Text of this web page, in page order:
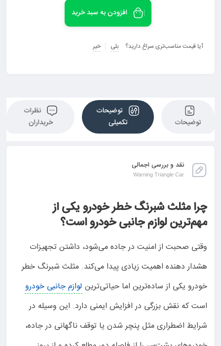
افزودن به سبد خرید
آیا قیمت مناسب‌تری سراغ دارید؟ بلی خیر
توضیحات
توضیحات
تکمیلی
نظرات
خریداران
نقد و بررسی اجمالی
Warning Triangle Car
چرا مثلث شبرنگ خطر خودرو یکی از
مهم‌ترین لوازم جانبی خودرو است؟
وقتی صحبت از امنیت در جاده می‌شود، داشتن تجهیزات
هشدار دهنده اهمیت زیادی پیدا می‌کند. مثلث شبرنگ خطر
خودرو یکی از ساده‌ترین اما حیاتی‌ترین لوازم جانبی خودرو
است که نقش بزرگی در افزایش ایمنی دارد. این وسیله در
شرایط اضطراری مثل پنچر شدن یا توقف ناگهانی در جاده،